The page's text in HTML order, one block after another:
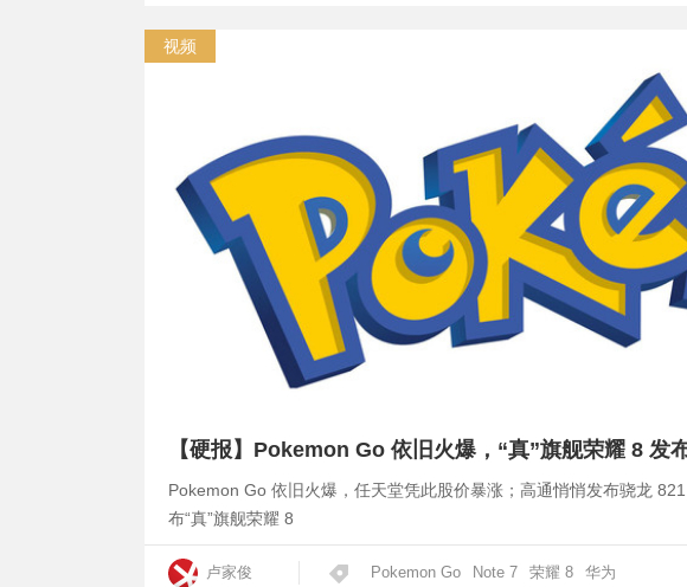
视频
【硬报】Pokemon Go 依旧火爆，“真”旗舰荣耀 8 发
Pokemon Go 依旧火爆，任天堂凭此股价暴涨；高通悄悄发布骁龙
布“真”旗舰荣耀 8
卢家俊 Pokemon Go Note 7 荣耀 8 华为